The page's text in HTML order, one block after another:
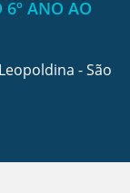
6º ANO AO
- São